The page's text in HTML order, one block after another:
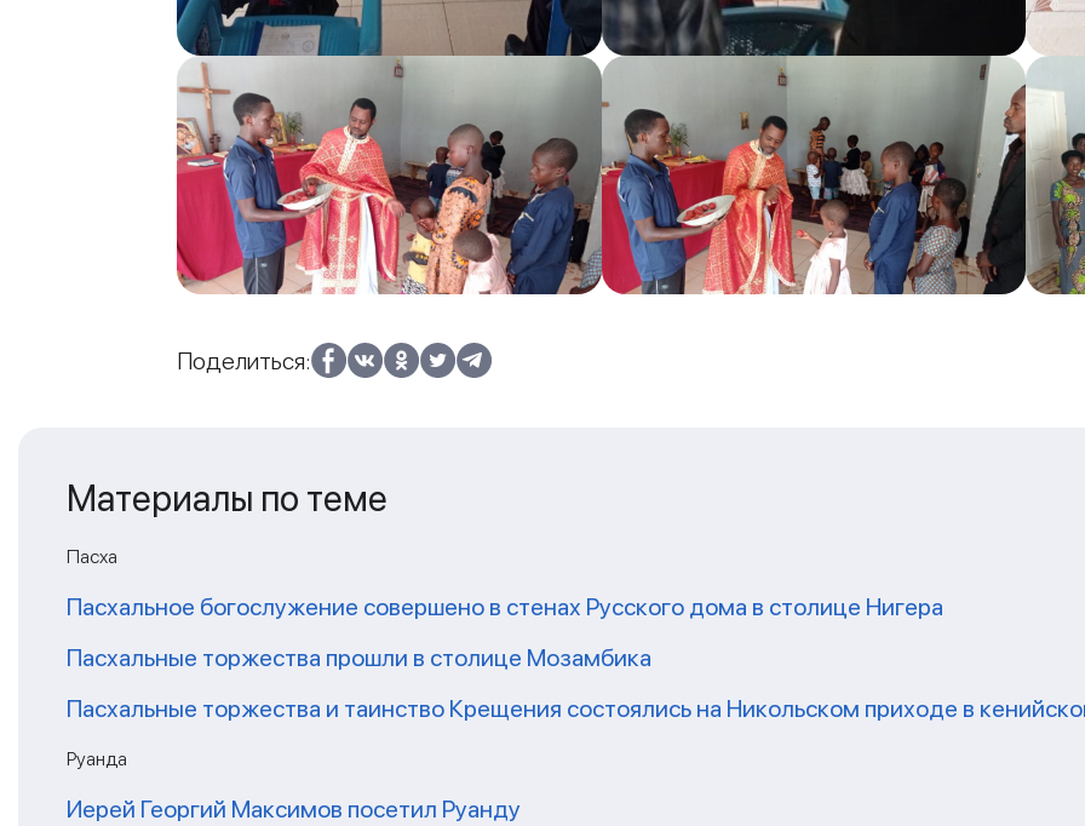
Поделиться:
Материалы по теме
Пасха
Пасхальное богослужение совершено в стенах Русского дома в столице Нигера
Пасхальные торжества прошли в столице Мозамбика
Пасхальные торжества и таинство Крещения состоялись на Никольском приходе в
Руанда
Иерей Георгий Максимов посетил Руанду